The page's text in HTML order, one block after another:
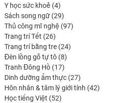
Y học sức khoẻ 44
produits
Sách song ngữ 2929
produits
Thủ công mĩ nghệ 9797
Trang trí Tết 2626
produits
Trang trí bằng tre 2424
Đèn lồng gỗ tự tô 88
produits
Tranh Đông Hồ 1717
produits
Dinh dưỡng ẩm thực 2727
produits
Hôn nhân & tâm lý giới tính 4242
Học tiếng Việt 5252